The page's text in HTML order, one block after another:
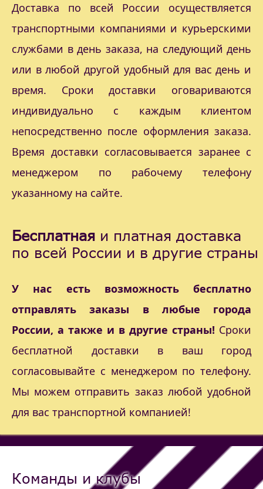
Доставка по всей России осуществляется
транспортными компаниями и курьерскими
службами в день заказа, на следующий день
или в любой другой удобный для вас день и
время. Сроки доставки оговариваются
индивидуально с каждым клиентом
непосредственно после оформления заказа.
Время доставки согласовывается заранее с
менеджером по рабочему телефону
указанному на сайте.
Бесплатная и платная доставка
по всей России и в другие страны
У нас есть возможность бесплатно
отправлять заказы в любые города
России, а также и в другие страны! Сроки
бесплатной доставки в ваш город
согласовывайте с менеджером по телефону.
Мы можем отправить заказ любой удобной
для вас транспортной компанией!
Команды и клубы